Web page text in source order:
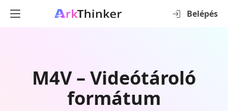
Belépés
M4V – Videótároló
formátum